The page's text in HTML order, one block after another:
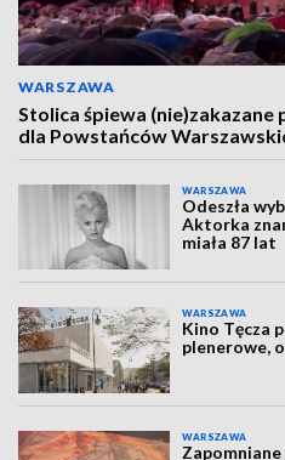
WARSZAWA
Stolica śpiewa
dla Powstańców
WARSZAWA
Odeszła
Aktorka
miała 87 lat
WARSZAWA
Kino Tęcza
plenerowe,
WARSZAWA